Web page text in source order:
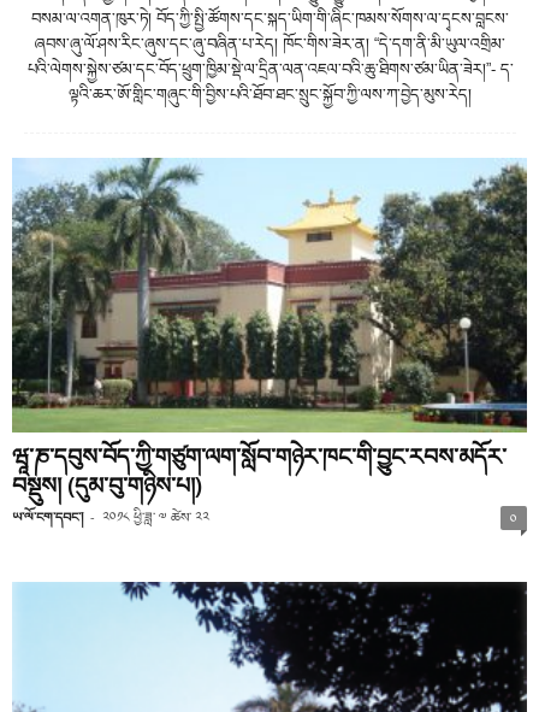
བསམ་ལ་འགན་ཁུར་ཏེ། བོད་ཀྱི་སྤྱི་ཚོགས་དང་སྐད་ཡིག་གི་ཞིང་ཁམས་སོགས་ལ་དྭངས་བླངས་
ཞབས་ཞུ་ལོ་ཤས་རིང་ཞུས་དང་ཞུ་བཞིན་པ་རེད། ཁོང་གིས་ཟེར་ན། “དེ་དག་ནི་མི་ཡུལ་འགྲིམ་
པའི་ལེགས་སྐྱེས་ཙམ་དང་བོད་ཕྲུག་ཁྱིམ་སྡེ་ལ་དྲིན་ལན་འཇལ་བའི་ཆུ་ཐིགས་ཙམ་ཡིན་ཟེར།”- ད་
ལྟའི་ཆར་ཨོ་གླིང་གཞུང་གི་བྱིས་པའི་ཐོབ་ཐང་སྲུང་སྐྱོབ་ཀྱི་ལས་ཀ་བྱེད་མུས་རེད།
ཝཱ་ཎ་དབུས་བོད་ཀྱི་གཙུག་ལག་སློབ་གཉེར་ཁང་གི་བྱུང་རབས་མདོར་
བསྡུས། (དུམ་བུ་གཉིས་པ།)
ཡ་ལོ་ངག་དབང་། - ༢༠༡༨ ཕྱི་ཟླ་ ༧ ཚེས་ ༢༢ ༠